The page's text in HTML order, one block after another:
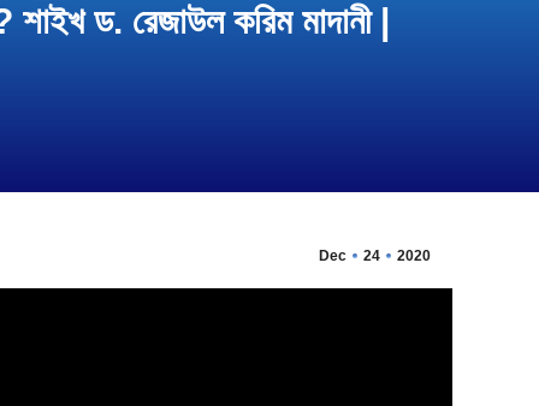
শাইখ ড. রেজাউল করিম মাদানী |
Dec 24 2020